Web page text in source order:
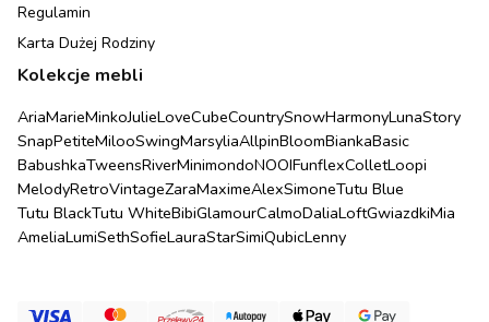
Regulamin
Karta Dużej Rodziny
Kolekcje mebli
AriaMarieMinkoJulieLoveCubeCountrySnowHarmonyLunaStory
SnapPetiteMilooSwingMarsyliaAllpinBloomBiankaBasic
BabushkaTweensRiverMinimondoNOOIFunflexColletLoopi
MelodyRetroVintageZaraMaximeAlexSimoneTutu Blue
Tutu BlackTutu WhiteBibiGlamourCalmoDaliaLoftGwiazdkiMia
AmeliaLumiSethSofieLauraStarSimiQubicLenny